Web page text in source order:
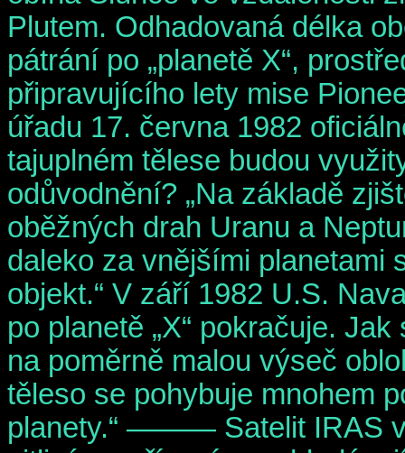
Plutem. Odhadovaná délka
pátrání po „planetě X“,
připravujícího lety mise
úřadu 17. června 1982
tajuplném tělese budou
odůvodnění? „Na základě
oběžných drah Uranu a
daleko za vnějšími planetami
objekt.“ V září 1982 U.S.
po planetě „X“ pokračuje.
na poměrně malou výseč
těleso se pohybuje mnohem
planety.“ ——— Satelit IRAS